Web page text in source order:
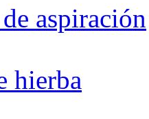
aspiración
hierba